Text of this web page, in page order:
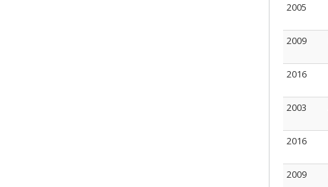
2005
2009
2016
2003
2016
2009